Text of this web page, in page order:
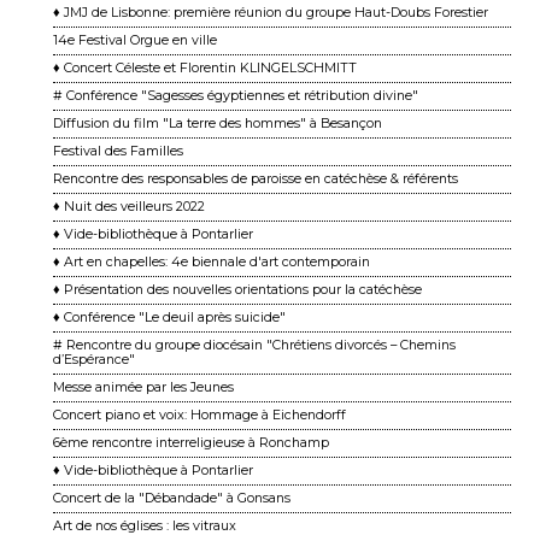
♦ JMJ de Lisbonne: première réunion du groupe Haut-Doubs Forestier
14e Festival Orgue en ville
♦ Concert Céleste et Florentin KLINGELSCHMITT
# Conférence "Sagesses égyptiennes et rétribution divine"
Diffusion du film "La terre des hommes" à Besançon
Festival des Familles
Rencontre des responsables de paroisse en catéchèse & référents
♦ Nuit des veilleurs 2022
♦ Vide-bibliothèque à Pontarlier
♦ Art en chapelles: 4e biennale d'art contemporain
♦ Présentation des nouvelles orientations pour la catéchèse
♦ Conférence "Le deuil après suicide"
# Rencontre du groupe diocésain "Chrétiens divorcés – Chemins
d’Espérance"
Messe animée par les Jeunes
Concert piano et voix: Hommage à Eichendorff
6ème rencontre interreligieuse à Ronchamp
♦ Vide-bibliothèque à Pontarlier
Concert de la "Débandade" à Gonsans
Art de nos églises : les vitraux